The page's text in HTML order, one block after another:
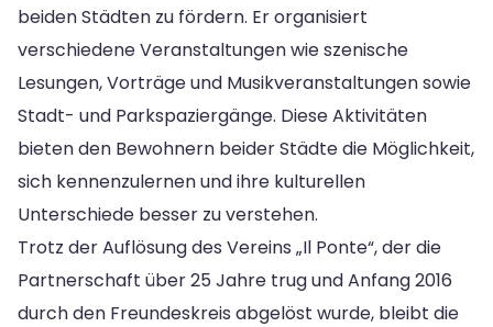
beiden Städten zu fördern. Er organisiert
verschiedene Veranstaltungen wie szenische
Lesungen, Vorträge und Musikveranstaltungen sowie
Stadt- und Parkspaziergänge. Diese Aktivitäten
bieten den Bewohnern beider Städte die Möglichkeit,
sich kennenzulernen und ihre kulturellen
Unterschiede besser zu verstehen.
Trotz der Auflösung des Vereins „Il Ponte“, der die
Partnerschaft über 25 Jahre trug und Anfang 2016
durch den Freundeskreis abgelöst wurde, bleibt die